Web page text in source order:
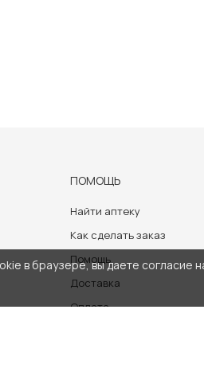
в браузере, вы даете согласие
ПОМОЩЬ
Найти аптеку
Как сделать заказ
Помощь
Доставка
Оплата